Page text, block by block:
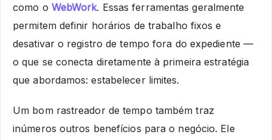
como o WebWork. Essas ferramentas geralmente
permitem definir horários de trabalho fixos e
desativar o registro de tempo fora do expediente —
o que se conecta diretamente à primeira estratégia
que abordamos: estabelecer limites.
Um bom rastreador de tempo também traz
inúmeros outros benefícios para o negócio. Ele